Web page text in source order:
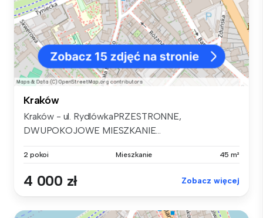
Kraków
Kraków - ul. RydlówkaPRZESTRONNE,
DWUPOKOJOWE MIESZKANIE...
2 pokoi Mieszkanie 45 m²
4 000 zł Zobacz więcej